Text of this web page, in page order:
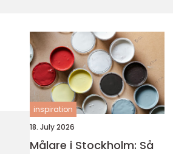
inspiration
18. July 2026
Målare i Stockholm: Så